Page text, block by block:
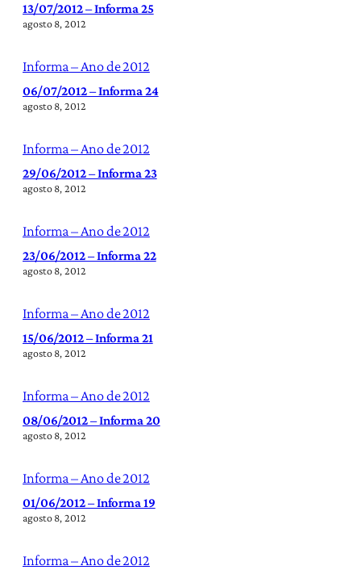
13/07/2012 – Informa 25
agosto 8, 2012
Informa – Ano de 2012
06/07/2012 – Informa 24
agosto 8, 2012
Informa – Ano de 2012
29/06/2012 – Informa 23
agosto 8, 2012
Informa – Ano de 2012
23/06/2012 – Informa 22
agosto 8, 2012
Informa – Ano de 2012
15/06/2012 – Informa 21
agosto 8, 2012
Informa – Ano de 2012
08/06/2012 – Informa 20
agosto 8, 2012
Informa – Ano de 2012
01/06/2012 – Informa 19
agosto 8, 2012
Informa – Ano de 2012